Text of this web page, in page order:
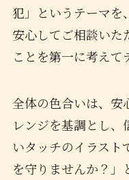
犯」というテーマを
安心してご相談いた
ことを第一に考えて
全体の色合いは、安
レンジを基調とし
いタッチのイラスト
を守りませんか？」